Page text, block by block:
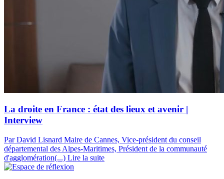
La droite en France : état des lieux et avenir |
Interview
Par David Lisnard Maire de Cannes, Vice-président du conseil
départemental des Alpes-Maritimes, Président de la communauté
d'agglomération(...) Lire la suite